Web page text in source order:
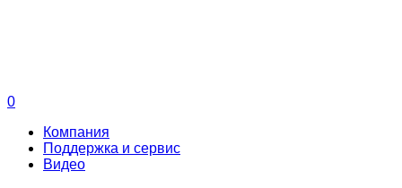
0
Компания
Поддержка и сервис
Видео